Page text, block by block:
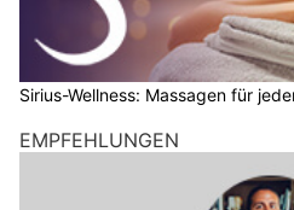
Sirius-Wellness: Massagen für
EMPFEHLUNGEN